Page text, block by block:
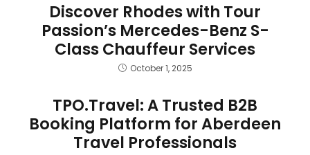
Discover Rhodes with Tour
Passion’s Mercedes-Benz S-
Class Chauffeur Services
October 1, 2025
TPO.Travel: A Trusted B2B
Booking Platform for Aberdeen
Travel Professionals